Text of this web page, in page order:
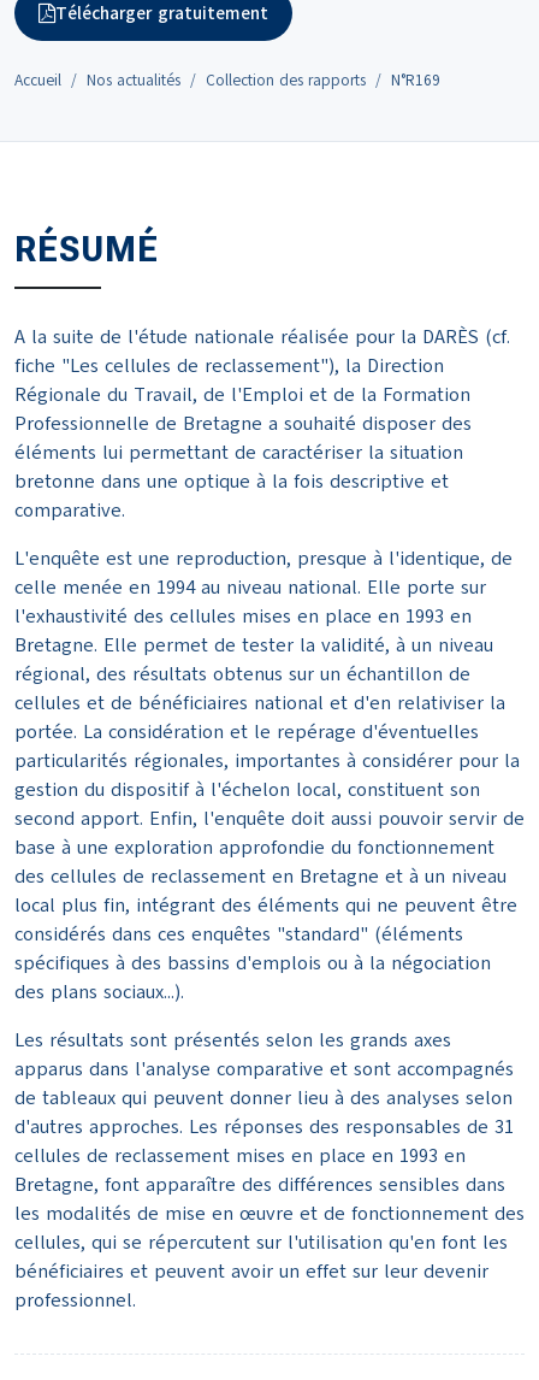
Télécharger gratuitement
Accueil Nos actualités Collection des rapports N°R169
RÉSUMÉ
A la suite de l'étude nationale réalisée pour la DARÈS (cf.
fiche "Les cellules de reclassement"), la Direction
Régionale du Travail, de l'Emploi et de la Formation
Professionnelle de Bretagne a souhaité disposer des
éléments lui permettant de caractériser la situation
bretonne dans une optique à la fois descriptive et
comparative.
L'enquête est une reproduction, presque à l'identique, de
celle menée en 1994 au niveau national. Elle porte sur
l'exhaustivité des cellules mises en place en 1993 en
Bretagne. Elle permet de tester la validité, à un niveau
régional, des résultats obtenus sur un échantillon de
cellules et de bénéficiaires national et d'en relativiser la
portée. La considération et le repérage d'éventuelles
particularités régionales, importantes à considérer pour la
gestion du dispositif à l'échelon local, constituent son
second apport. Enfin, l'enquête doit aussi pouvoir servir de
base à une exploration approfondie du fonctionnement
des cellules de reclassement en Bretagne et à un niveau
local plus fin, intégrant des éléments qui ne peuvent être
considérés dans ces enquêtes "standard" (éléments
spécifiques à des bassins d'emplois ou à la négociation
des plans sociaux...).
Les résultats sont présentés selon les grands axes
apparus dans l'analyse comparative et sont accompagnés
de tableaux qui peuvent donner lieu à des analyses selon
d'autres approches. Les réponses des responsables de 31
cellules de reclassement mises en place en 1993 en
Bretagne, font apparaître des différences sensibles dans
les modalités de mise en œuvre et de fonctionnement des
cellules, qui se répercutent sur l'utilisation qu'en font les
bénéficiaires et peuvent avoir un effet sur leur devenir
professionnel.